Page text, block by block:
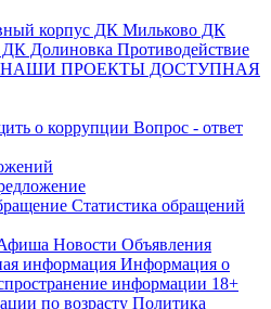
корпус ДК Мильково ДК
ДК Долиновка Противодействие
НАШИ ПРОЕКТЫ ДОСТУПНАЯ
о коррупции Вопрос - ответ
Статистика обращений
Новости Объявления
информация Информация о
информации 18+
по возрасту Политика